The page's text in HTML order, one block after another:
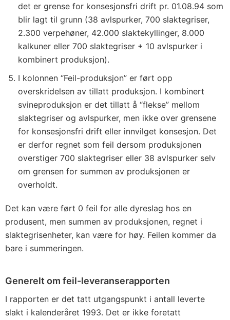
det er grense for konsesjonsfri drift pr. 01.08.94 som
blir lagt til grunn (38 avlspurker, 700 slaktegriser,
2.300 verpehøner, 42.000 slaktekyllinger, 8.000
kalkuner eller 700 slaktegriser + 10 avlspurker i
kombinert produksjon).
I kolonnen “Feil-produksjon” er ført opp
overskridelsen av tillatt produksjon. I kombinert
svineproduksjon er det tillatt å “flekse” mellom
slaktegriser og avlspurker, men ikke over grensene
for konsesjonsfri drift eller innvilget konsesjon. Det
er derfor regnet som feil dersom produksjonen
overstiger 700 slaktegriser eller 38 avlspurker selv
om grensen for summen av produksjonen er
overholdt.
Det kan være ført 0 feil for alle dyreslag hos en
produsent, men summen av produksjonen, regnet i
slaktegrisenheter, kan være for høy. Feilen kommer da
bare i summeringen.
Generelt om feil-leveranserapporten
I rapporten er det tatt utgangspunkt i antall leverte
slakt i kalenderåret 1993. Det er ikke foretatt